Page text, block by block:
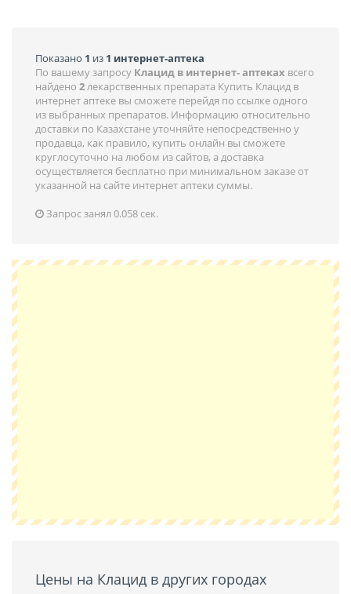
Показано 1 из 1 интернет-аптека
По вашему запросу Клацид в интернет- аптеках всего
найдено 2лекарственных препарата Купить Клацид в
интернет аптеке вы сможете перейдя по ссылке одного
из выбранных препаратов. Информацию относительно
доставки по Казахстанe уточняйте непосредственно у
продавца, как правило, купить онлайн вы сможете
круглосуточно на любом из сайтов, а доставка
осуществляется бесплатно при минимальном заказе от
указанной на сайте интернет аптеки суммы.
Запрос занял 0.058 сек.
Цены на Клацид в других городах